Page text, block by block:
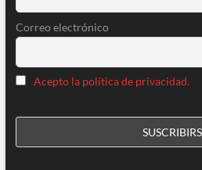
Correo electrónico
Acepto la política de privacidad.